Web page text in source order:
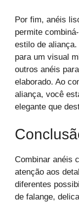
Por fim, anéis
permite
estilo de
para um visual
outros anéis
elaborado. Ao
aliança, você
elegante que
Combinar anéis
atenção aos
diferentes
de falange,